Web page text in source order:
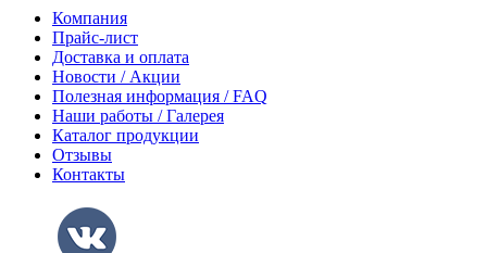
Компания
Прайс-лист
Доставка и оплата
Новости / Акции
Полезная информация / FAQ
Наши работы / Галерея
Каталог продукции
Отзывы
Контакты